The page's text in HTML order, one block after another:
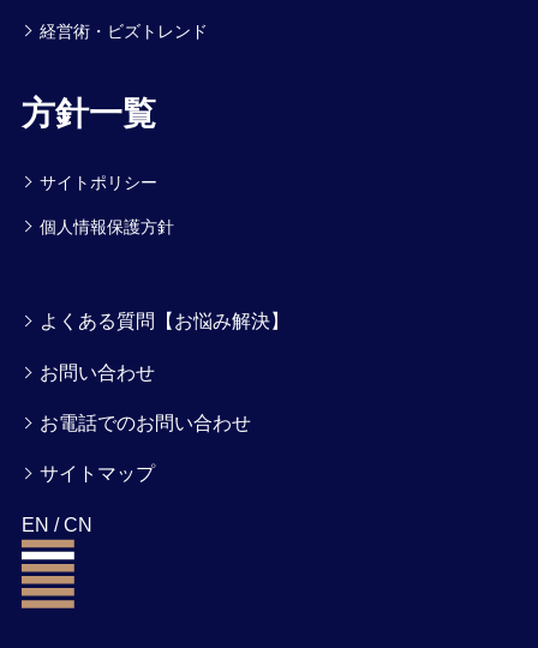
経営術・ビズトレンド
方針一覧
サイトポリシー
個人情報保護方針
よくある質問【お悩み解決】
お問い合わせ
お電話でのお問い合わせ
サイトマップ
EN /CN